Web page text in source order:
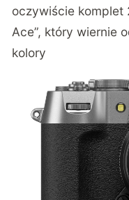
oczywiście komplet
Ace”, który wiernie
kolory